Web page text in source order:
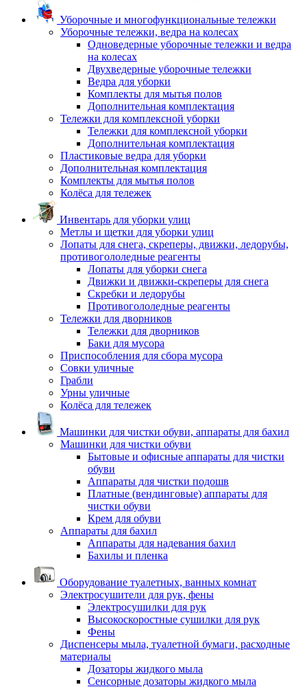
Уборочные и многофункциональные тележки
Уборочные тележки, ведра на колесах
Одноведерные уборочные тележки и ведра
на колесах
Двухведерные уборочные тележки
Ведра для уборки
Комплекты для мытья полов
Дополнительная комплектация
Тележки для комплексной уборки
Тележки для комплексной уборки
Дополнительная комплектация
Пластиковые ведра для уборки
Дополнительная комплектация
Комплекты для мытья полов
Колёса для тележек
Инвентарь для уборки улиц
Метлы и щетки для уборки улиц
Лопаты для снега, скреперы, движки, ледорубы,
противогололедные реагенты
Лопаты для уборки снега
Движки и движки-скреперы для снега
Скребки и ледорубы
Противогололедные реагенты
Тележки для дворников
Тележки для дворников
Баки для мусора
Приспособления для сбора мусора
Совки уличные
Грабли
Урны уличные
Колёса для тележек
Машинки для чистки обуви, аппараты для бахил
Машинки для чистки обуви
Бытовые и офисные аппараты для чистки
обуви
Аппараты для чистки подошв
Платные (вендинговые) аппараты для
чистки обуви
Крем для обуви
Аппараты для бахил
Аппараты для надевания бахил
Бахилы и пленка
Оборудование туалетных, ванных комнат
Электросушители для рук, фены
Электросушилки для рук
Высокоскоростные сушилки для рук
Фены
Диспенсеры мыла, туалетной бумаги, расходные
материалы
Дозаторы жидкого мыла
Сенсорные дозаторы жидкого мыла